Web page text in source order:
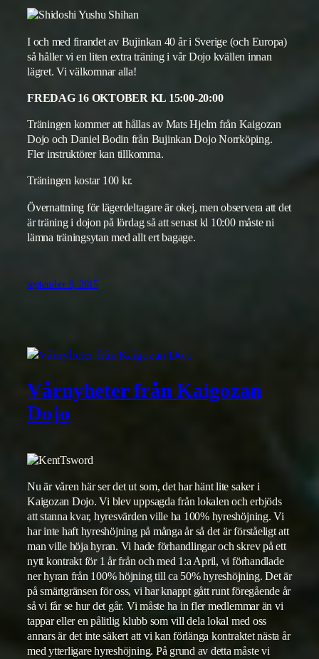
I och med firandet av Bujinkan 40 år i Sverige (och Europa)
så håller vi en liten extra träning i vår Dojo kvällen innan
lägret. Vi välkomnar alla!
FREDAG 16 OKTOBER KL 15:00-20:00
Träningen kommer att hållas av Mats Hjelm från Kaigozan
Dojo och Daniel Bodin från Bujinkan Dojo Norrköping.
Fler instruktörer kan tillkomma.
Träningen kostar 100 kr.
Övernattning för lägerdeltagare är okej, men observera att det
är träning i dojon på lördag så att senast kl 10:00 måste ni
lämna träningsytan med allt ert bagage.
september 9, 2015
Vårnyheter från Kaigozan
Dojo
Nu är våren här ser det ut som, det har hänt lite saker i
Kaigozan Dojo. Vi blev uppsagda från lokalen och erbjöds
att stanna kvar, hyresvärden ville ha 100% hyreshöjning. Vi
har inte haft hyreshöjning på många år så det är förståeligt att
man ville höja hyran. Vi hade förhandlingar och skrev på ett
nytt kontrakt för 1 år från och med 1:a April, vi förhandlade
ner hyran från 100% höjning till ca 50% hyreshöjning. Det är
på smärtgränsen för oss, vi har knappt gått runt föregående år
så vi får se hur det går. Vi måste ha in fler medlemmar än vi
tappar eller en pålitlig klubb som vill dela lokal med oss
annars är det inte säkert att vi kan förlänga kontraktet nästa år
med ytterligare hyreshöjning. På grund av detta måste vi